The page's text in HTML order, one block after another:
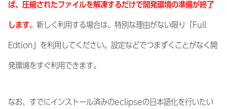
ば、圧縮されたファイルを解凍するだけで開発環境の準備が終了
します。 新しく利用する場合は、特別な理由がない限り「Full
Edtion」を利用してください。設定などでつまずくことがなく開
発環境をすぐ利用できます。
なお、すでにインストール済みのeclipseの日本語化を行いたい